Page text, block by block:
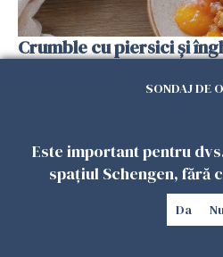
Crumble cu piersici și
SONDAJ DE
Este important pentru
spațiul Schengen, fără
Da